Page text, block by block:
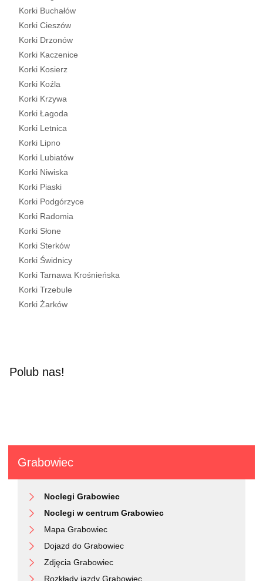
Korki Buchałów
Korki Cieszów
Korki Drzonów
Korki Kaczenice
Korki Kosierz
Korki Koźla
Korki Krzywa
Korki Łagoda
Korki Letnica
Korki Lipno
Korki Lubiatów
Korki Niwiska
Korki Piaski
Korki Podgórzyce
Korki Radomia
Korki Słone
Korki Sterków
Korki Świdnicy
Korki Tarnawa Krośnieńska
Korki Trzebule
Korki Żarków
Polub nas!
Grabowiec
Noclegi Grabowiec
Noclegi w centrum Grabowiec
Mapa Grabowiec
Dojazd do Grabowiec
Zdjęcia Grabowiec
Rozkłady jazdy Grabowiec